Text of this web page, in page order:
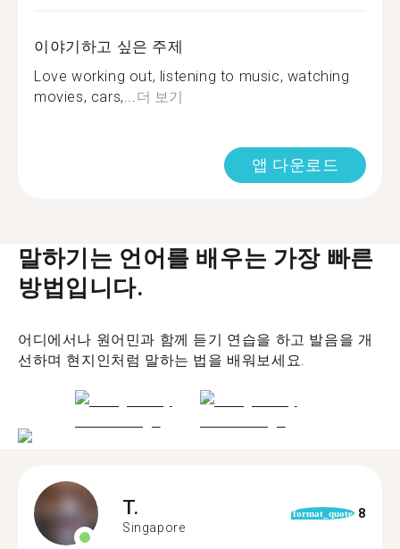
이야기하고 싶은 주제
Love working out, listening to music, watching
movies, cars,... 더 보기
앱 다운로드
말하기는 언어를 배우는 가장 빠른
방법입니다.
어디에서나 원어민과 함께 듣기 연습을 하고 발음을 개
선하며 현지인처럼 말하는 법을 배워보세요.
T.
Singapore
format_quote 8